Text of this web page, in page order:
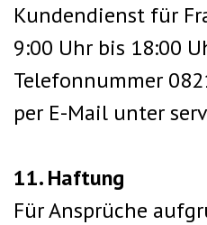
Kundendienst für
9:00 Uhr bis 18:00
Telefonnummer
per E-Mail unter
11. Haftung
Für Ansprüche